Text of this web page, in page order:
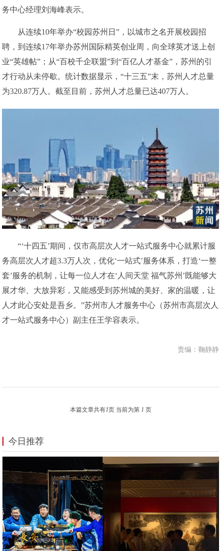
务中心经理刘海峰表示。
从连续10年举办“校园苏州日”，以城市之名开展校园招
聘，到连续17年举办苏州国际精英创业周，向全球英才送上创
业“英雄帖”；从“百校千企联盟”到“百亿人才基金”，苏州的引
才行动从未停歇。统计数据显示，“十三五”末，苏州人才总量
为320.87万人。截至目前，苏州人才总量已达407万人。
“‘十四五’期间，仅市高层次人才一站式服务中心就累计服
务高层次人才超3.3万人次，优化‘一站式’服务体系，打造‘一整
套’服务的机制，让每一位人才在‘人间天堂 福气苏州’既能够大
展才华、大放异彩，又能感受到苏州城的美好、家的温暖，让
人才此心安处是吾乡。”苏州市人才服务中心（苏州市高层次人
才一站式服务中心）副主任王学容表示。
责编：鞠静静
本篇文章共有1页 当前为第 1 页
今日推荐